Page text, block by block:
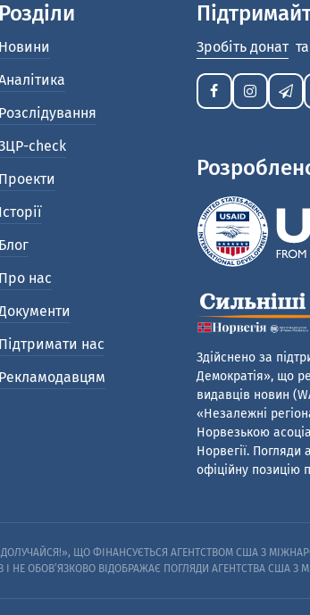
Розділи
Новини
Розслідування
check
Проекти
Історії
Блог
Про нас
Підтримати нас
Рекламодавцям
Зробіть донат
Здійснено за
Демократія», що
видавців новин
«Незалежні
Норвезькою
Норвегії. Погляди
офіційну позицію
ЩО ФІНАНСУЄТЬСЯ АГЕНТСТВОМ США З
I НЕ ОБОВ’ЯЗКОВО ВІДОБРАЖАЄ ПОГЛЯДИ АГЕНТСТВА США